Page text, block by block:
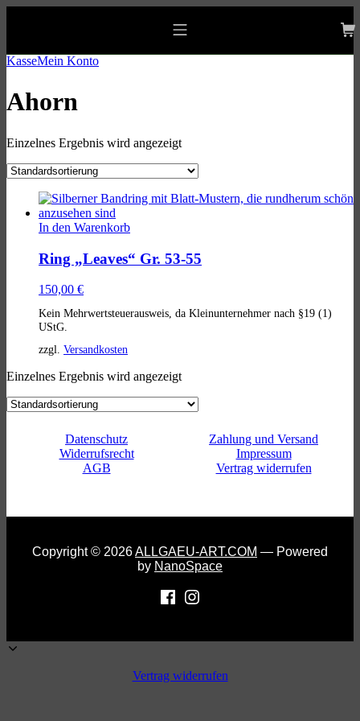
navigation
content
allgaeu-art.comMenu
KasseMein Konto
Ahorn
Einzelnes Ergebnis wird angezeigt
products
In den Warenkorb
Ring „Leaves“ Gr. 53-55
150,00 €
Kein Mehrwertsteuerausweis, da Kleinunternehmer nach §19 (1)
UStG.
zzgl. Versandkosten
Einzelnes Ergebnis wird angezeigt
Datenschutz
Zahlung und Versand
Widerrufsrecht
Impressum
AGB
Vertrag widerrufen
Copyright © 2026ALLGAEU-ART.COM — Powered
by NanoSpace
Vertrag widerrufen